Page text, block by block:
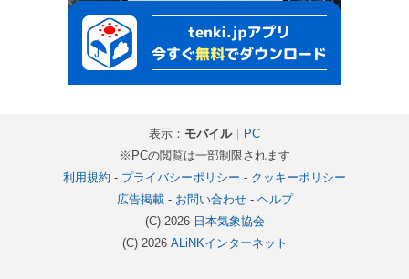
表示： モバイル｜ PC
※PCの閲覧は一部制限されます
利用規約 - プライバシーポリシー - クッキーポリシー
広告掲載- お問い合わせ- ヘルプ
(C) 2026 日本気象協会
(C) 2026 ALiNKインターネット